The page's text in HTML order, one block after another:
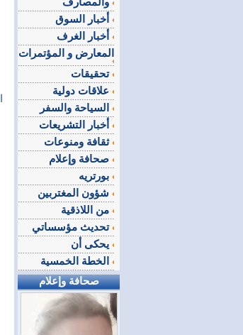
المعارض و المؤتمرات
تحقيقات
ثقافة ومنوعات
تحديث مؤسساتي
صحافة وإعلام